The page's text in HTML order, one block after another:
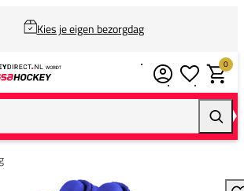
Kies je eigen bezorgdag
0